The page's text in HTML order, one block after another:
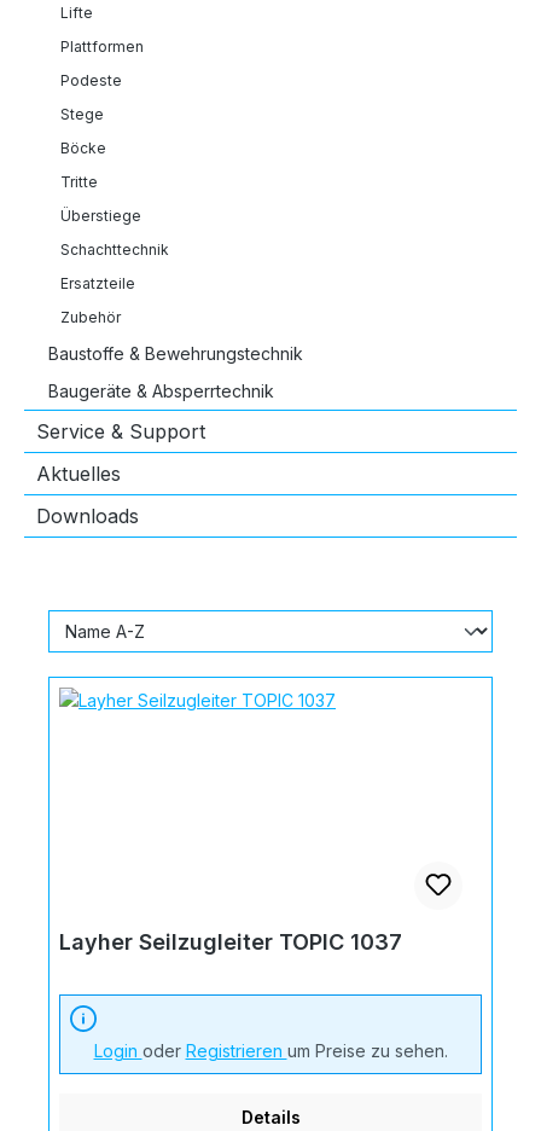
Lifte
Plattformen
Podeste
Stege
Böcke
Tritte
Überstiege
Schachttechnik
Ersatzteile
Zubehör
Baustoffe & Bewehrungstechnik
Baugeräte & Absperrtechnik
Service & Support
Aktuelles
Downloads
Layher Seilzugleiter TOPIC 1037
Login oder Registrieren um Preise zu sehen.
Details